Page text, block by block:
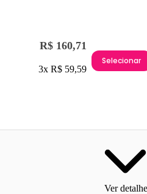
R$ 160,71
3x R$ 59,59
Selecionar
Ver